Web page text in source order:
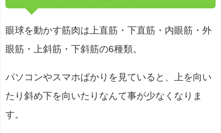
眼球を動かす筋肉は上直筋・下直筋・内眼筋・外
眼筋・上斜筋・下斜筋の6種類。
パソコンやスマホばかりを見ていると、上を向い
たり斜め下を向いたりなんて事が少なくなりま
す。